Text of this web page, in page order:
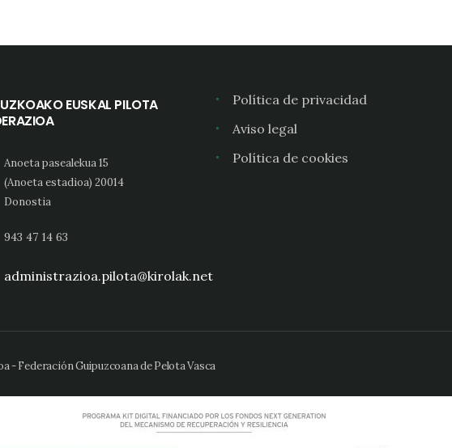
EUSKAL PILOTA
Anoeta pasealekua 15
(Anoeta estadioa) 20014
Donostia
943 47 14 63
administrazioa.pilota@kirolak.net
Política de privacidad
Aviso legal
Política de cookies
- Federación Guipuzcoana de Pelota Vasca